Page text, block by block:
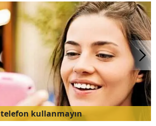
kullanmayın